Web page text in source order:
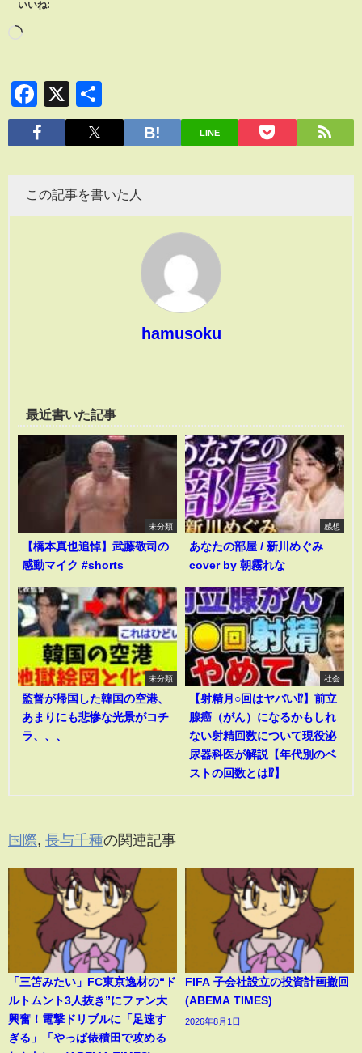
いいね:
Facebook
X
有
LINE
この記事を書いた人
hamusoku
最近書いた記事
未分類
【橋本真也追悼】武藤敬司の
感動マイク #shorts
感想
あなたの部屋 / 新川めぐみ
cover by 朝霧れな
未分類
監督が帰国した韓国の空港、
あまりにも悲惨な光景がコチ
ラ、、、
社会
【射精月○回はヤバい⁉︎】前立
腺癌（がん）になるかもしれ
ない射精回数について現役泌
尿器科医が解説【年代別のベ
ストの回数とは⁉︎】
国際, 長与千種の関連記事
「三笘みたい」FC東京逸材の“ド
ルトムント3人抜き”にファン大
興奮！電撃ドリブルに「足速す
ぎる」「やっぱ俵積田で攻める
FIFA 子会社設立の投資計画撤回
(ABEMA TIMES)
2026年8月1日